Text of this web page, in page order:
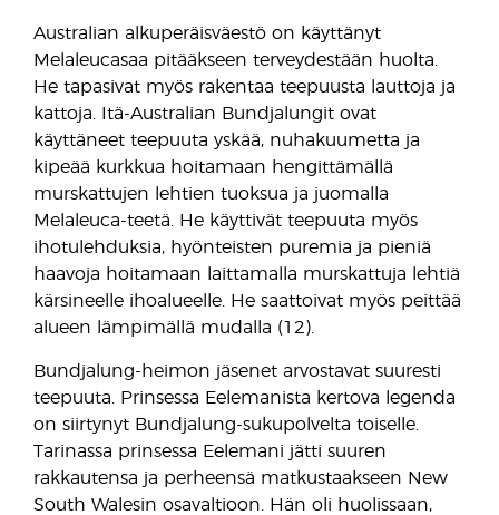
Australian alkuperäisväestö on käyttänyt
Melaleucasaa pitääkseen terveydestään huolta.
He tapasivat myös rakentaa teepuusta lauttoja ja
kattoja. Itä-Australian Bundjalungit ovat
käyttäneet teepuuta yskää, nuhakuumetta ja
kipeää kurkkua hoitamaan hengittämällä
murskattujen lehtien tuoksua ja juomalla
Melaleuca-teetä. He käyttivät teepuuta myös
ihotulehduksia, hyönteisten puremia ja pieniä
haavoja hoitamaan laittamalla murskattuja lehtiä
kärsineelle ihoalueelle. He saattoivat myös peittää
alueen lämpimällä mudalla (12).
Bundjalung-heimon jäsenet arvostavat suuresti
teepuuta. Prinsessa Eelemanista kertova legenda
on siirtynyt Bundjalung-sukupolvelta toiselle.
Tarinassa prinsessa Eelemani jätti suuren
rakkautensa ja perheensä matkustaakseen New
South Walesin osavaltioon. Hän oli huolissaan,